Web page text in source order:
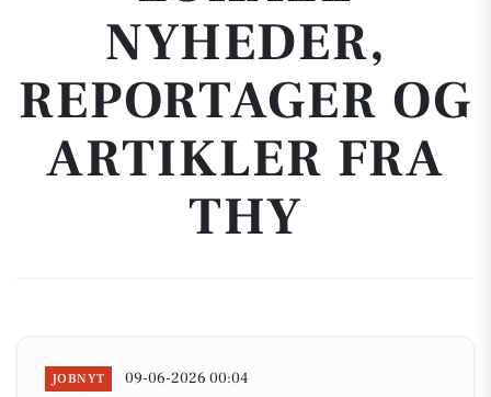
NYHEDER,
REPORTAGER OG
ARTIKLER FRA
THY
JOBNYT 09-06-2026 00:04